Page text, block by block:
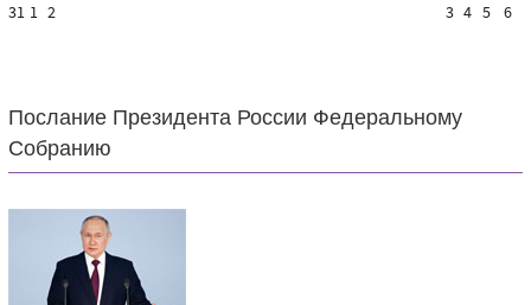
31 1 2 3 4 5 6
Послание Президента России Федеральному
Собранию